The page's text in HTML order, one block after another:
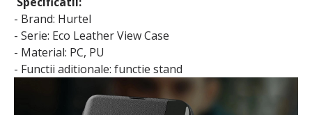
- Brand: Hurtel
- Serie: Eco Leather View Case
- Material: PC, PU
- Functii aditionale: functie stand